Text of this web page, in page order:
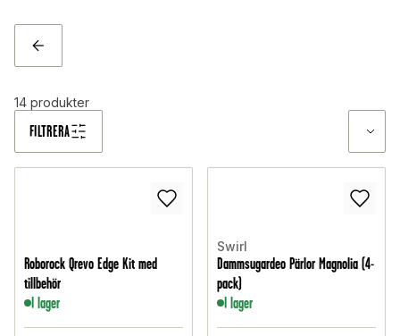
TILLBAKA
FILTRERA
14 produkter
Roborock Qrevo Edge Kit med
tillbehör
I lager
Swirl
Dammsugardeo Pärlor Magnolia (4-
pack)
I lager